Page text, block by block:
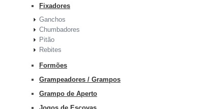
Fixadores
Ganchos
Chumbadores
Pitão
Rebites
Formões
Grampeadores / Grampos
Grampo de Aperto